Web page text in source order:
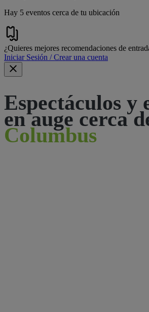
Hay 5 eventos cerca de tu ubicación
¿Quieres mejores recomendaciones de
Iniciar Sesión / Crear una cuenta
Espectáculos y
en auge cerca
Columbus